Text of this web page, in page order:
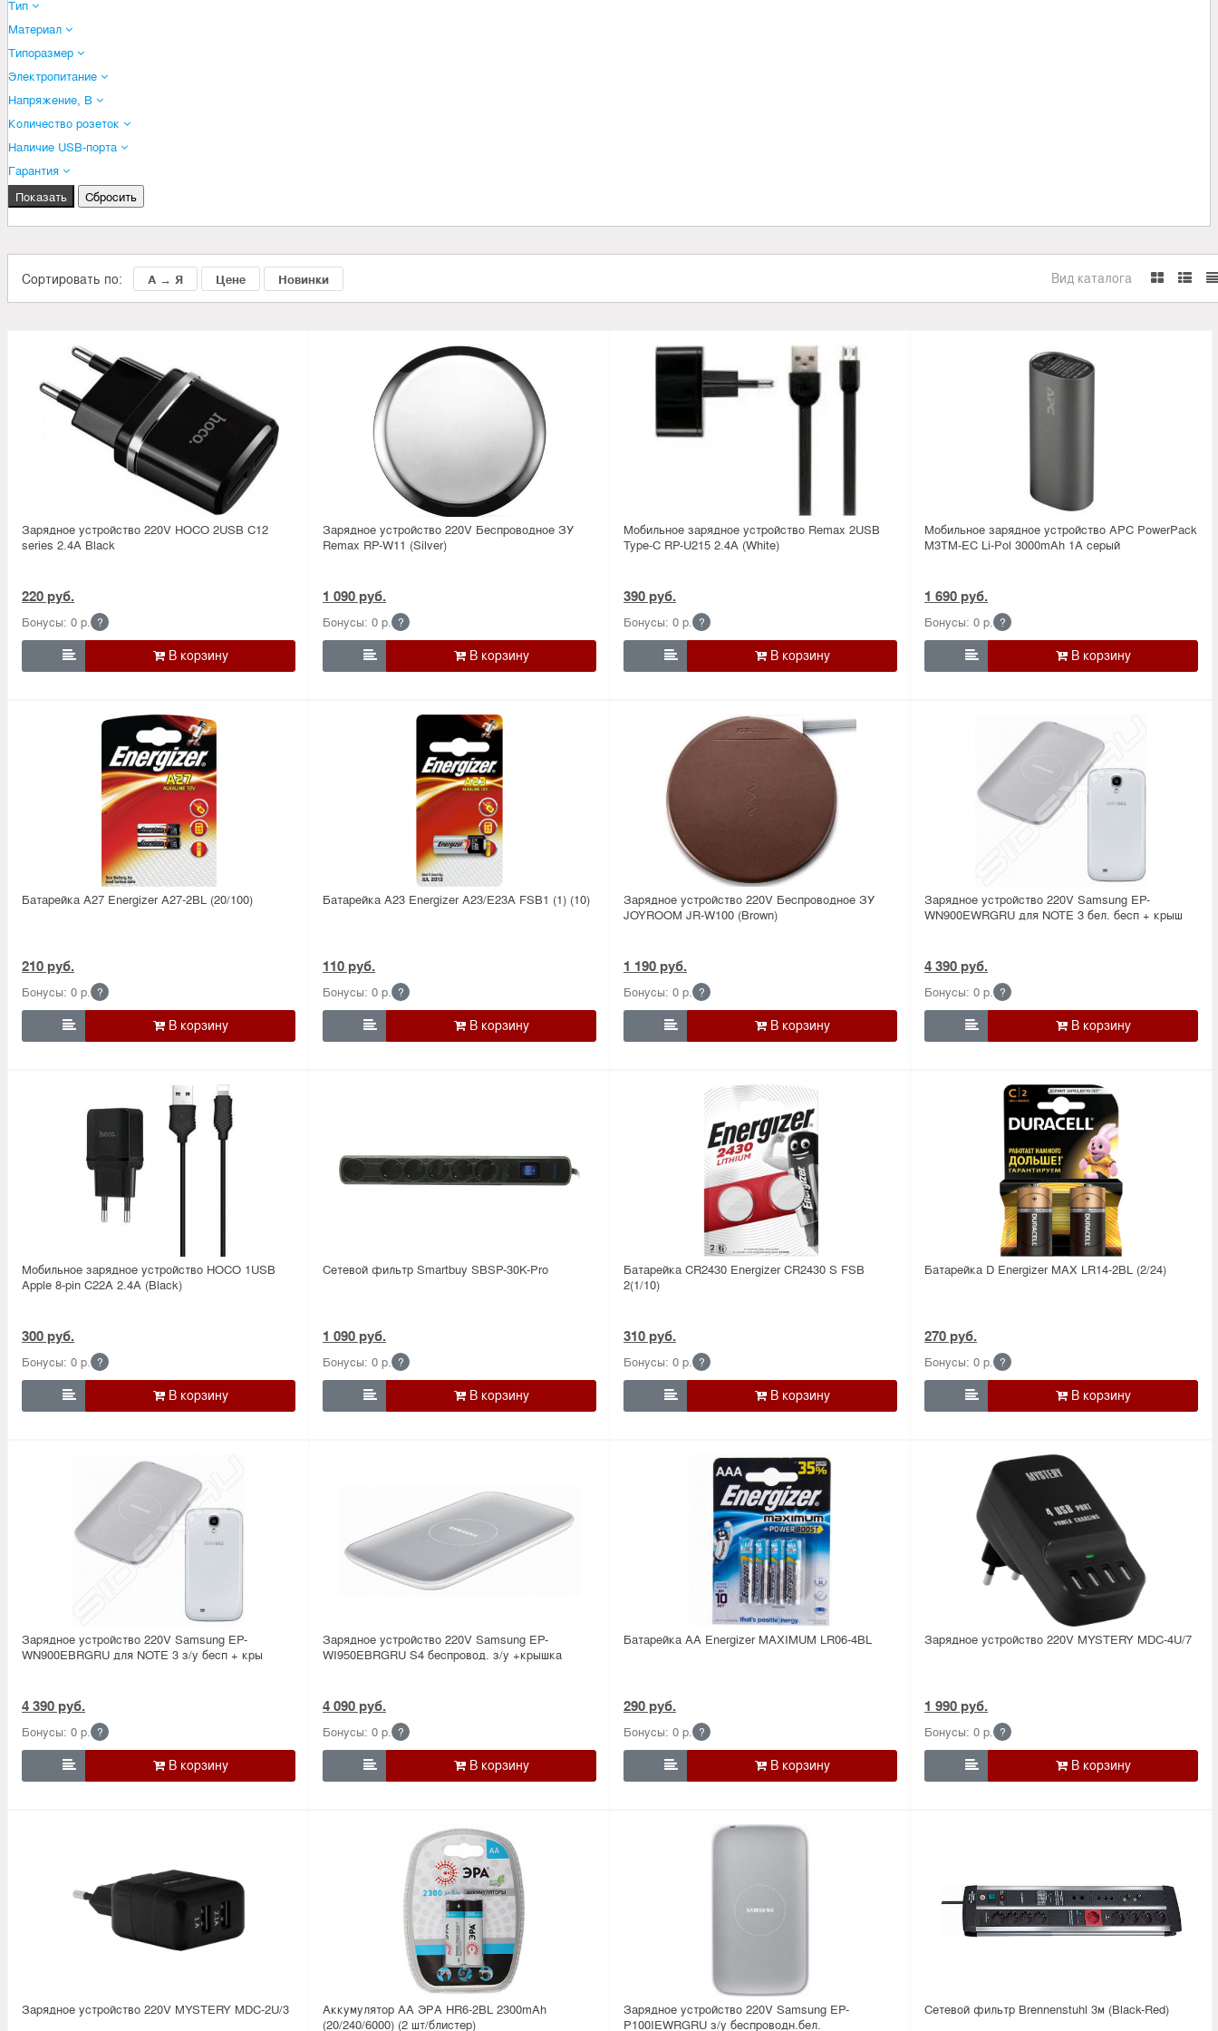
Тип
Материал
Типоразмер
Электропитание
Напряжение, В
Количество розеток
Наличие USB-порта
Гарантия
Сортировать по: А → Я Цене Новинки Вид каталога
Зарядное устройство 220V HOCO 2USB C12
series 2.4A Black
220 руб.
Бонусы: 0 р. ?

Зарядное устройство 220V Беспроводное ЗУ
Remax RP-W11 (Silver)
1 090 руб.
Бонусы: 0 р. ?

Мобильное зарядное устройство Remax 2USB
Type-C RP-U215 2.4A (White)
390 руб.
Бонусы: 0 р. ?

Мобильное зарядное устройство APC PowerPack
M3TM-EC Li-Pol 3000mAh 1A серый
1 690 руб.
Бонусы: 0 р. ?

Батарейка А27 Energizer A27-2BL (20/100)
210 руб.
Бонусы: 0 р. ?

Батарейка А23 Energizer A23/E23A FSB1 (1) (10)
110 руб.
Бонусы: 0 р. ?

Зарядное устройство 220V Беспроводное ЗУ
JOYROOM JR-W100 (Brown)
1 190 руб.
Бонусы: 0 р. ?

Зарядное устройство 220V Samsung EP-
WN900EWRGRU для NOTE 3 бел. бесп + крыш
4 390 руб.
Бонусы: 0 р. ?

Мобильное зарядное устройство HOCO 1USB
Apple 8-pin C22A 2.4A (Black)
300 руб.
Бонусы: 0 р. ?

Сетевой фильтр Smartbuy SBSP-30K-Pro
1 090 руб.
Бонусы: 0 р. ?

Батарейка CR2430 Energizer CR2430 S FSB
2(1/10)
310 руб.
Бонусы: 0 р. ?

Батарейка D Energizer MAX LR14-2BL (2/24)
270 руб.
Бонусы: 0 р. ?

Зарядное устройство 220V Samsung EP-
WN900EBRGRU для NOTE 3 з/у бесп + кры
4 390 руб.
Бонусы: 0 р. ?

Зарядное устройство 220V Samsung EP-
WI950EBRGRU S4 беспровод. з/у +крышка
4 090 руб.
Бонусы: 0 р. ?

Батарейка АА Energizer MAXIMUM LR06-4BL
290 руб.
Бонусы: 0 р. ?

Зарядное устройство 220V MYSTERY MDC-4U/7
1 990 руб.
Бонусы: 0 р. ?

Зарядное устройство 220V MYSTERY MDC-2U/3
Аккумулятор АА ЭРА HR6-2BL 2300mAh
(20/240/6000) (2 шт/блистер)
Зарядное устройство 220V Samsung EP-
P100IEWRGRU з/у беспроводн.бел.
Сетевой фильтр Brennenstuhl 3м (Black-Red)